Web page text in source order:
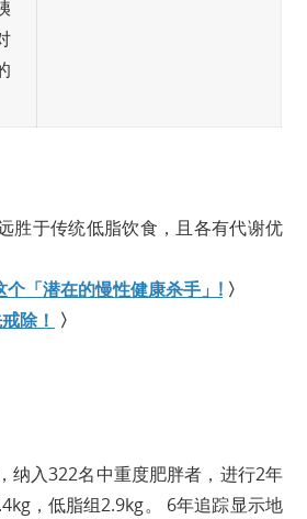
胜于传统低脂饮食，且各有代谢优
「潜在的慢性健康杀手」! 〉
除！ 〉
纳入322名中重度肥胖者，进行2年
，低脂组2.9kg。 6年追踪显示地